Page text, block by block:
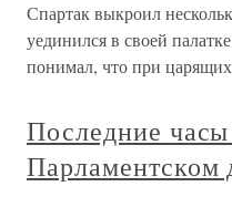
Спартак выкроил
уединился в своей
понимал, что при
Последние
Парламентском